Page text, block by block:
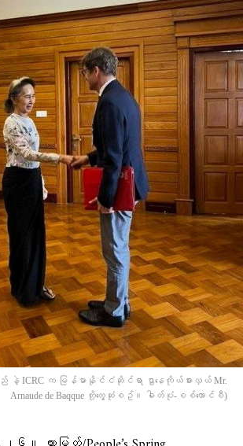
ြည် နဲ့ ICRC က မြန်မာနိုင်ငံဆိုင်ရာ ဌာ‌နေကိုယ်စားလှယ် Mr.
Arnaude de Baqque တို့​တွေ့ဆုံစဥ်။ ဓါတ်ပုံ-စစ်​ကောင်စီ)